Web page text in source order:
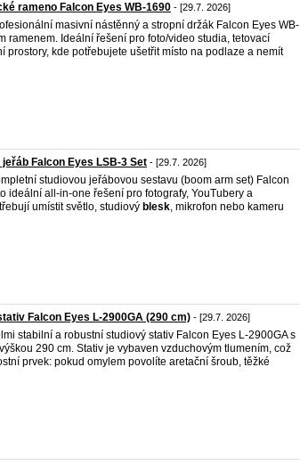
rameno Falcon Eyes WB-1690 - [29.7. 2026]
masivní nástěnný a stropní držák Falcon Eyes WB-
ramenem. Ideální řešení pro foto/video studia, tetovací
prostory, kde potřebujete ušetřit místo na podlaze a nemít
Falcon Eyes LSB-3 Set - [29.7. 2026]
studiovou jeřábovou sestavu (boom arm set) Falcon
ideální all-in-one řešení pro fotografy, YouTubery a
umístit světlo, studiový blesk, mikrofon nebo kameru
Falcon Eyes L-2900GA (290 cm) - [29.7. 2026]
stabilní a robustní studiový stativ Falcon Eyes L-2900GA s
290 cm. Stativ je vybaven vzduchovým tlumením, což
prvek: pokud omylem povolíte aretační šroub, těžké